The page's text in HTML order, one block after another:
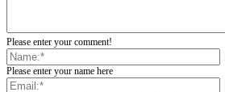
Please enter your comment!
Please enter your name here